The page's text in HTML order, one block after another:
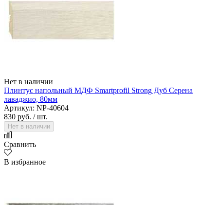
Нет в наличии
Плинтус напольный МДФ Smartprofil Strong Дуб Серена
лаваджио, 80мм
Артикул: NP-40604
830 руб. / шт.
Нет в наличии
Сравнить
В избранное